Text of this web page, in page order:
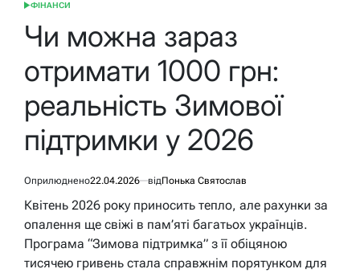
ОПУБЛІКУВАТИ
ФІНАНСИ
Чи можна зараз
отримати 1000 грн:
реальність Зимової
підтримки у 2026
Оприлюднено22.04.2026 відПонька Святослав
Квітень 2026 року приносить тепло, але рахунки за
опалення ще свіжі в пам’яті багатьох українців.
Програма “Зимова підтримка” з її обіцяною
тисячею гривень стала справжнім порятунком для